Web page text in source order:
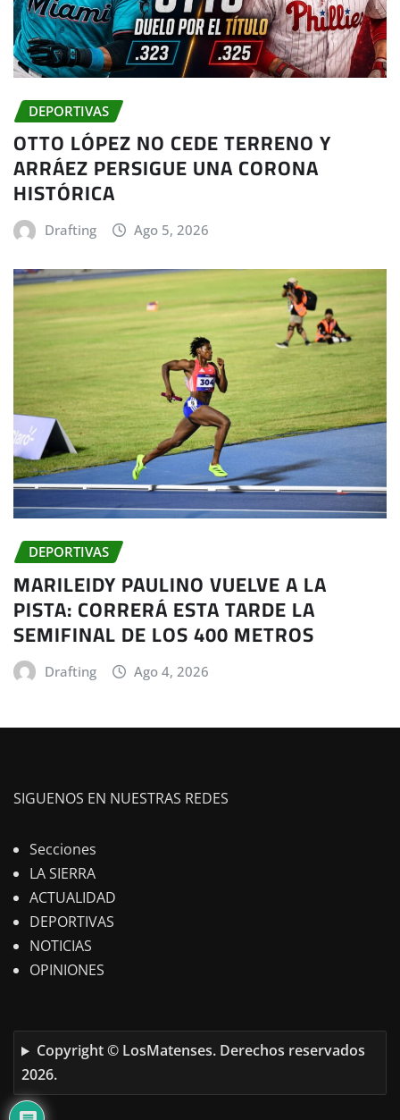
DEPORTIVAS
OTTO LÓPEZ NO CEDE TERRENO Y
ARRÁEZ PERSIGUE UNA CORONA
HISTÓRICA
Drafting Ago 5, 2026
DEPORTIVAS
MARILEIDY PAULINO VUELVE A LA
PISTA: CORRERÁ ESTA TARDE LA
SEMIFINAL DE LOS 400 METROS
Drafting Ago 4, 2026
SIGUENOS EN NUESTRAS REDES
Secciones
LA SIERRA
ACTUALIDAD
DEPORTIVAS
NOTICIAS
OPINIONES
Copyright © LosMatenses. Derechos reservados
2026.